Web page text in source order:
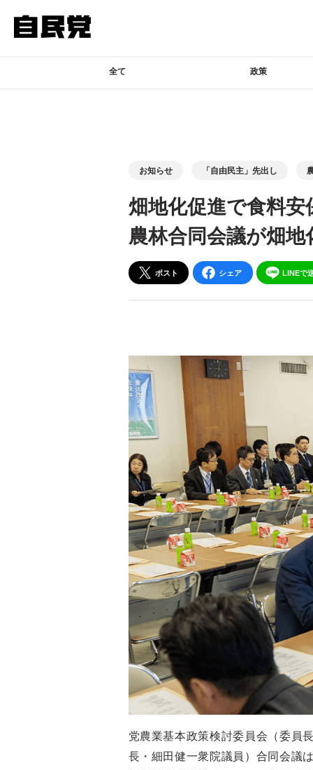
全て 政策
お知らせ 「自由民主」先出し
畑地化促進で食料安
農林合同会議が畑
ポスト シェア LINEで
党農業基本政策検討委員会（委員
長・細田健一衆院議員）合同会議